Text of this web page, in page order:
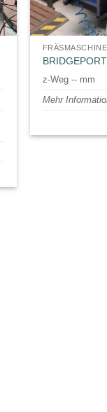
BRIDGEPORT
z-Weg -- mm
Mehr